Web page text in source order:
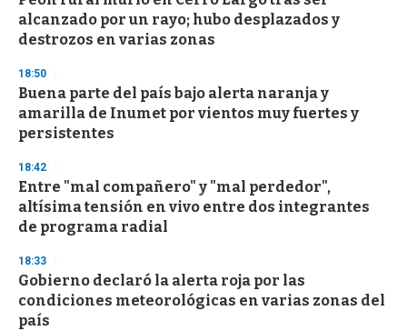
alcanzado por un rayo; hubo desplazados y
destrozos en varias zonas
18:50
Buena parte del país bajo alerta naranja y
amarilla de Inumet por vientos muy fuertes y
persistentes
18:42
Entre "mal compañero" y "mal perdedor",
altísima tensión en vivo entre dos integrantes
de programa radial
18:33
Gobierno declaró la alerta roja por las
condiciones meteorológicas en varias zonas del
país